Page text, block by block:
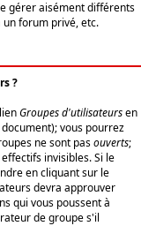
gérer aisément différents
forum privé, etc.
?
Groupes d'utilisateursen
vous pourrez
ne sont pasouverts;
invisibles. Si le
en cliquant sur le
devra approuver
qui vous poussent à
de groupe s'il